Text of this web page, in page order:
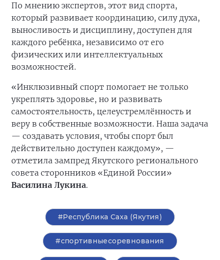
По мнению экспертов, этот вид спорта,
который развивает координацию, силу духа,
выносливость и дисциплину, доступен для
каждого ребёнка, независимо от его
физических или интеллектуальных
возможностей.
«Инклюзивный спорт помогает не только
укреплять здоровье, но и развивать
самостоятельность, целеустремлённость и
веру в собственные возможности. Наша задача
— создавать условия, чтобы спорт был
действительно доступен каждому», —
отметила зампред Якутского регионального
совета сторонников «Единой России»
Василина Лукина.
#Республика Саха (Якутия)
#спортивныесоревнования